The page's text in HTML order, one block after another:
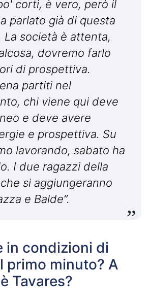
corti, è vero, però il
parlato già di questa
La società è attenta,
dovremo farlo
di prospettiva.
partiti nel
chi viene qui deve
e deve avere
e prospettiva. Su
lavorando, sabato ha
I due ragazzi della
si aggiungeranno
e Balde”.
in condizioni di
primo minuto? A
Tavares?